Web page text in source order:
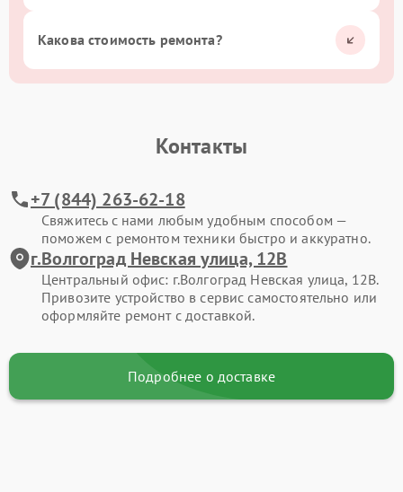
Какова стоимость ремонта?
Контакты
+7 (844) 263-62-18
Свяжитесь с нами любым удобным способом —
поможем с ремонтом техники быстро и аккуратно.
г.Волгоград Невская улица, 12В
Центральный офис: г.Волгоград Невская улица, 12В.
Привозите устройство в сервис самостоятельно или
оформляйте ремонт с доставкой.
Подробнее о доставке